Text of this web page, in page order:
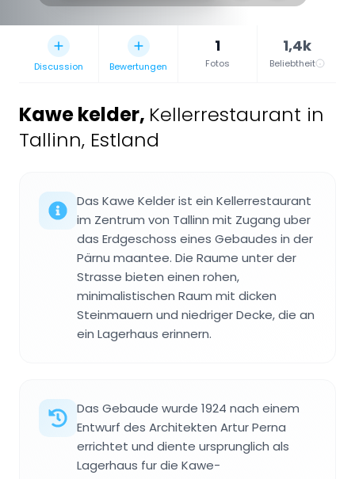
Discussion Bewertungen
1
Fotos
1,4k
Beliebtheit
Kawe kelder, Kellerrestaurant in
Tallinn, Estland
Das Kawe Kelder ist ein Kellerrestaurant
im Zentrum von Tallinn mit Zugang uber
das Erdgeschoss eines Gebaudes in der
Pärnu maantee. Die Raume unter der
Strasse bieten einen rohen,
minimalistischen Raum mit dicken
Steinmauern und niedriger Decke, die an
ein Lagerhaus erinnern.
Das Gebaude wurde 1924 nach einem
Entwurf des Architekten Artur Perna
errichtet und diente ursprunglich als
Lagerhaus fur die Kawe-